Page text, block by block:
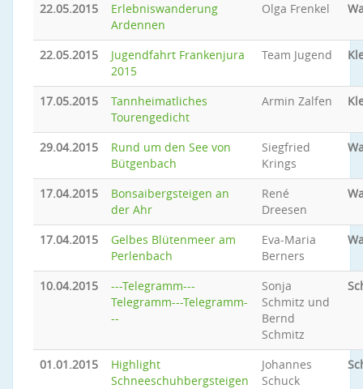
22.05.2015
Erlebniswanderung
Ardennen
Olga Frenkel
22.05.2015
Jugendfahrt Frankenjura
2015
Team Jugend
17.05.2015
Tannheimatliches
Tourengedicht
Armin Zalfen
29.04.2015
Rund um den See von
Bütgenbach
Siegfried
Krings
17.04.2015
Bonsaibergsteigen an
der Ahr
René
Dreesen
17.04.2015
Gelbes Blütenmeer am
Perlenbach
Eva-Maria
Berners
10.04.2015
---Telegramm---
Telegramm---Telegramm-
--
Sonja
Schmitz und
Bernd
Schmitz
01.01.2015
Highlight
Schneeschuhbergsteigen
Johannes
Schuck